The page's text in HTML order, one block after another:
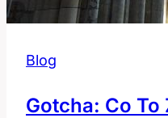
Blog
Gotcha: Co To